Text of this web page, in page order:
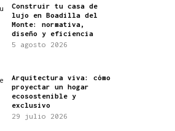
Construir tu casa de
lujo en Boadilla del
Monte: normativa,
diseño y eficiencia
5 agosto 2026
Arquitectura viva: cómo
proyectar un hogar
ecosostenible y
exclusivo
29 julio 2026